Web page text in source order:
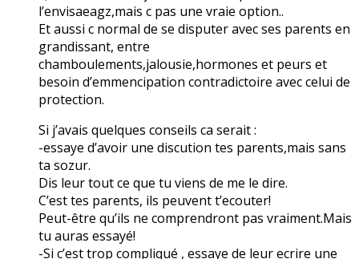
l’envisaeagz,mais c pas une vraie option..
Et aussi c normal de se disputer avec ses parents en
grandissant, entre
chamboulements,jalousie,hormones et peurs et
besoin d’emmencipation contradictoire avec celui de
protection.
Si j’avais quelques conseils ca serait :
-essaye d’avoir une discution tes parents,mais sans
ta sozur.
Dis leur tout ce que tu viens de me le dire.
C’est tes parents, ils peuvent t’ecouter!
Peut-être qu’ils ne comprendront pas vraiment.Mais
tu auras essayé!
-Si c’est trop compliqué , essaye de leur ecrire une